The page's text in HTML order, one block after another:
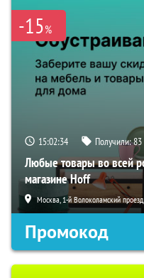
-15%
15:02:32 Получили:83
Любые товары во всей
магазине Hoff
Москва, 1-й Волоколамский
Промокод